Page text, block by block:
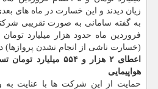
زیان دیدند و این خسارت در ماه های
به گفته سامانی به صورت تقریبی
فروردین ماه حدود هزار میلیارد
(خسارت ناشی از انجام نشدن پروازها)
اعطای ۲ هزار و ۵۵۴
هواپیمایی
حمایت از این شرکت ها با عنایت به